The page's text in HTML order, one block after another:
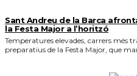
Sant Andreu de la Barca
la Festa Major a l’horitzó
Temperatures elevades, carrers més
preparatius de la Festa Major, que